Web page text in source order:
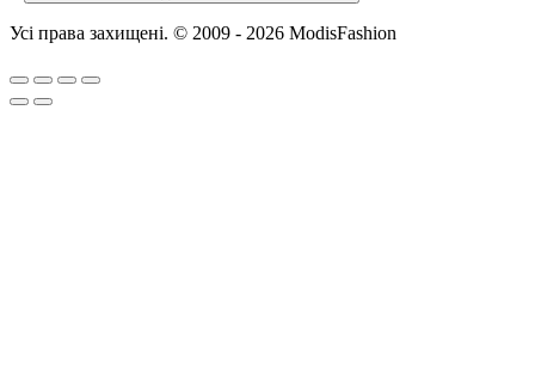
Усі права захищені. © 2009 - 2026 ModisFashion